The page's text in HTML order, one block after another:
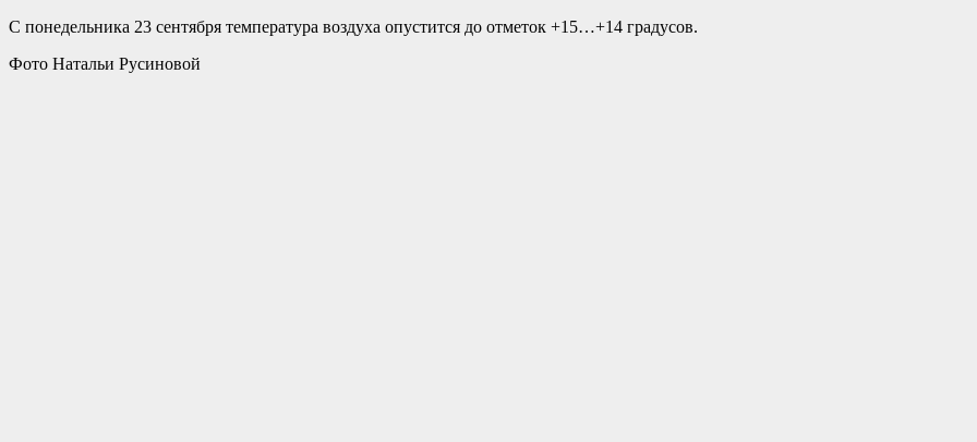
С понедельника 23 сентября температура воздуха опустится до отметок +15…+14 градусов.
Фото Натальи Русиновой